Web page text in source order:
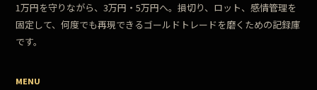
1万円を守りながら、3万円・5万円へ。損切り、ロット、感情管理を
固定して、何度でも再現できるゴールドトレードを磨くための記録庫
です。
MENU